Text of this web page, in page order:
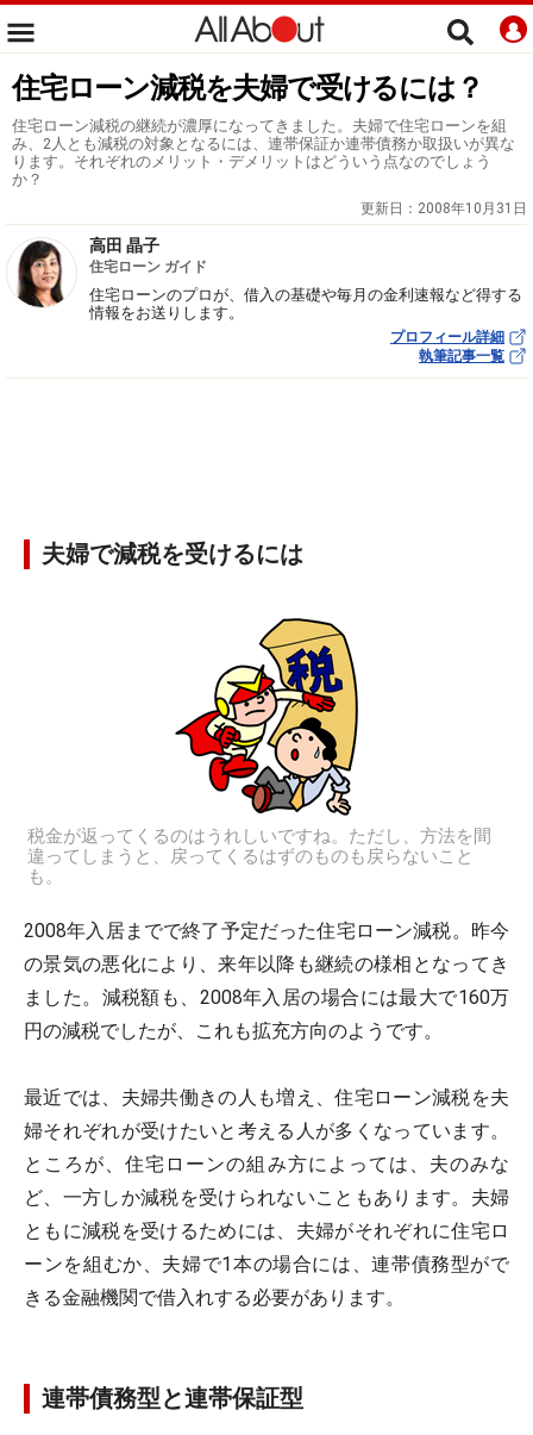
住宅ローン減税を夫婦で受けるには？
住宅ローン減税の継続が濃厚になってきました。夫婦で住宅ローンを組
み、2人とも減税の対象となるには、連帯保証か連帯債務か取扱いが異な
ります。それぞれのメリット・デメリットはどういう点なのでしょう
か？
更新日： 2008年10月31日
高田 晶子
住宅ローン ガイド
住宅ローンのプロが、借入の基礎や毎月の金利速報など得する
情報をお送りします。
プロフィール詳細
執筆記事一覧
夫婦で減税を受けるには
税金が返ってくるのはうれしいですね。ただし、方法を間
違ってしまうと、戻ってくるはずのものも戻らないこと
も。
2008年入居までで終了予定だった住宅ローン減税。昨今
の景気の悪化により、来年以降も継続の様相となってき
ました。減税額も、2008年入居の場合には最大で160万
円の減税でしたが、これも拡充方向のようです。
最近では、夫婦共働きの人も増え、住宅ローン減税を夫
婦それぞれが受けたいと考える人が多くなっています。
ところが、住宅ローンの組み方によっては、夫のみな
ど、一方しか減税を受けられないこともあります。夫婦
ともに減税を受けるためには、夫婦がそれぞれに住宅ロ
ーンを組むか、夫婦で1本の場合には、連帯債務型がで
きる金融機関で借入れする必要があります。
連帯債務型と連帯保証型